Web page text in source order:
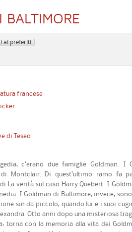
BALTIMORE
ai preferiti
francese
di Teseo
c’erano due famiglie Goldman. I
Montclair. Di quest’ultimo ramo fa
La verità sul caso Harry Quebert. I
I Goldman di Baltimore, invece,
sin da piccolo, quando lui e i suoi
Otto anni dopo una misteriosa
torna con la memoria alla vita dei